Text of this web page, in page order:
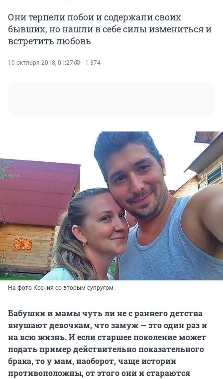
Они терпели побои и содержали своих
бывших, но нашли в себе силы измениться и
встретить любовь
10 октября 2018, 01:27 1 374
На фото Ксения со вторым супругом
Бабушки и мамы чуть ли не с раннего детства
внушают девочкам, что замуж — это один раз и
на всю жизнь. И если старшее поколение может
подать пример действительно показательного
брака, то у мам, наоборот, чаще истории
противоположны, от этого они и стараются